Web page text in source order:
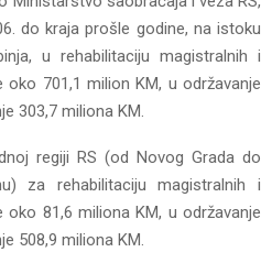
do kraja prošle godine, na istoku
u rehabilitaciju magistralnih i
701,1 milion KM, u održavanje
303,7 miliona KM.
regiji RS (od Novog Grada do
za rehabilitaciju magistralnih i
81,6 miliona KM, u održavanje
508,9 miliona KM.